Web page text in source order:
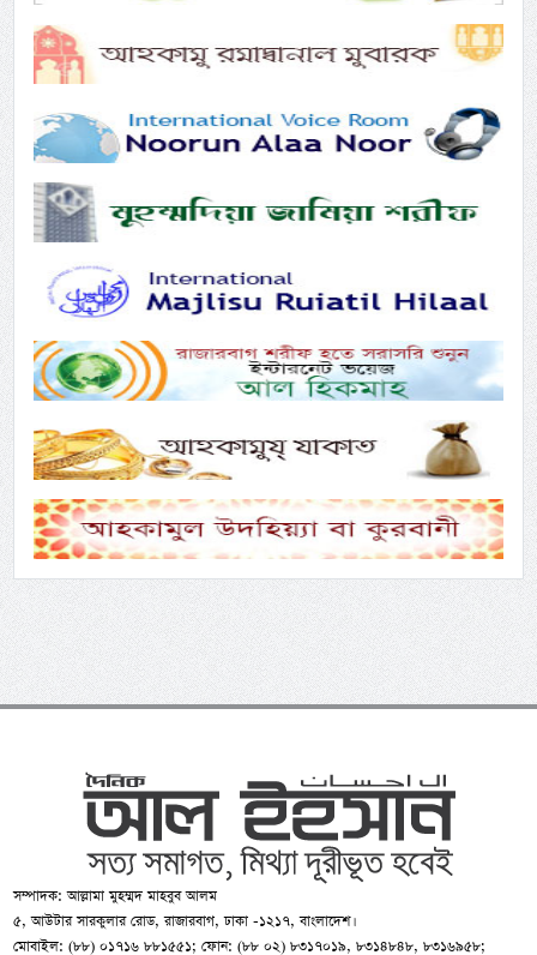
সম্পাদক: আল্লামা মুহম্মদ মাহবুব আলম
৫, আউটার সারকুলার রোড, রাজারবাগ, ঢাকা -১২১৭, বাংলাদেশ।
মোবাইল: (৮৮) ০১৭১৬ ৮৮১৫৫১; ফোন: (৮৮ ০২) ৮৩১৭০১৯, ৮৩১৪৮৪৮, ৮৩১৬৯৫৮;